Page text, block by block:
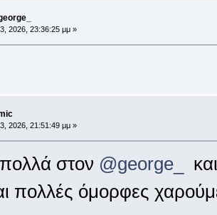
2026, 23:36:25 μμ »
2026, 21:51:49 μμ »
στον @george_
πολλές όμορφες